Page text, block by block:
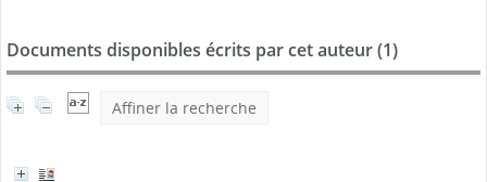
Documents disponibles écrits par cet auteur (1)
Affiner la recherche